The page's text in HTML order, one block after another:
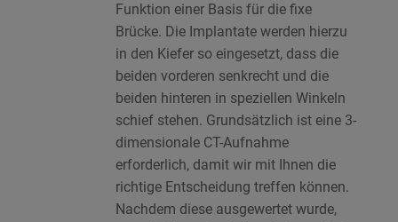
Funktion einer Basis für die fixe
Brücke. Die Implantate werden hierzu
in den Kiefer so eingesetzt, dass die
beiden vorderen senkrecht und die
beiden hinteren in speziellen Winkeln
schief stehen. Grundsätzlich ist eine 3-
dimensionale CT-Aufnahme
erforderlich, damit wir mit Ihnen die
richtige Entscheidung treffen können.
Nachdem diese ausgewertet wurde,